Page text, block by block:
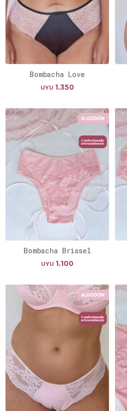
Bombacha Love
UYU 1.350
Bombacha Brissel
UYU 1.100